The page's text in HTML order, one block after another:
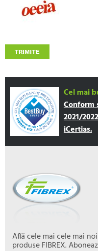
TRIMITE
Cel mai
Conform
2021/
iCertias.
Află cele mai cele mai
produse FIBREX.